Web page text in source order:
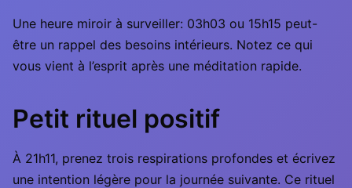
Une heure miroir à surveiller: 03h03 ou 15h15 peut-
être un rappel des besoins intérieurs. Notez ce qui
vous vient à l’esprit après une méditation rapide.
Petit rituel positif
À 21h11, prenez trois respirations profondes et écrivez
une intention légère pour la journée suivante. Ce rituel